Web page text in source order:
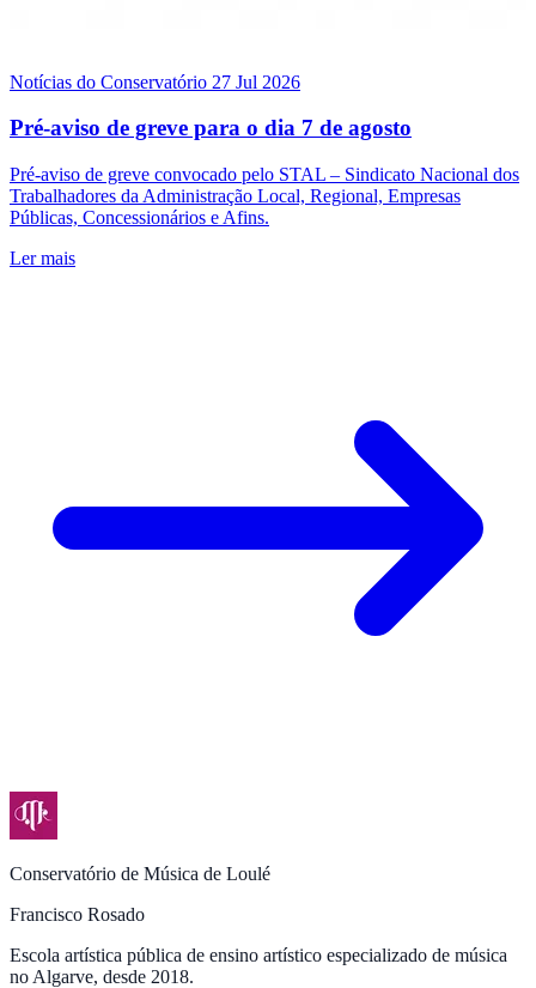
Notícias do Conservatório 27 Jul 2026
Pré-aviso de greve para o dia 7 de agosto
Pré-aviso de greve convocado pelo STAL – Sindicato Nacional dos
Trabalhadores da Administração Local, Regional, Empresas
Públicas, Concessionários e Afins.
Ler mais
Conservatório de Música de Loulé
Francisco Rosado
Escola artística pública de ensino artístico especializado de música
no Algarve, desde 2018.